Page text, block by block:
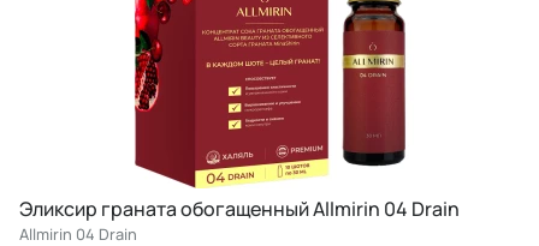
Эликсир граната обогащенный Allmirin 04 Drain
Allmirin 04 Drain